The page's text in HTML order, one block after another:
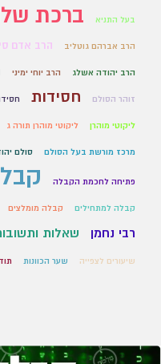
בעל התניא ברכת
הרב אברהם גוטליב הרב אדם
הרב יהודה אשלג הרב יוחי ימיני
זוהר הסולם חסידות
ליקוטי מוהרן ליקוטי מוהרן תורה ג
מרכז מורשת בעל הסולם סולם
פתיחה לחכמת הקבלה
קבלה למתחילים קבלה מומלצים
רבי נחמן שאלות
שיעורים לצפייה שער הכוונות